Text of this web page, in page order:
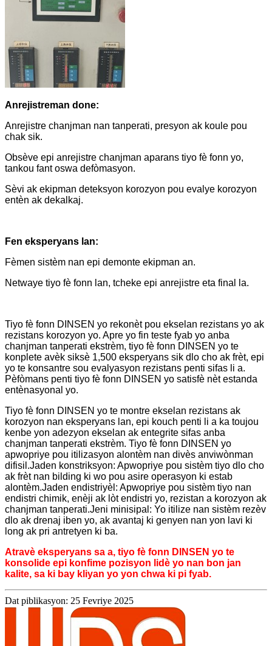
Anrejistreman done:
Anrejistre chanjman nan tanperati, presyon ak koule pou
chak sik.
Obsève epi anrejistre chanjman aparans tiyo fè fonn yo,
tankou fant oswa defòmasyon.
Sèvi ak ekipman deteksyon korozyon pou evalye korozyon
entèn ak dekalkaj.
Fen eksperyans lan:
Fèmen sistèm nan epi demonte ekipman an.
Netwaye tiyo fè fonn lan, tcheke epi anrejistre eta final la.
Tiyo fè fonn DINSEN yo rekonèt pou ekselan rezistans yo ak
rezistans korozyon yo. Apre yo fin teste fyab yo anba
chanjman tanperati ekstrèm, tiyo fè fonn DINSEN yo te
konplete avèk siksè 1,500 eksperyans sik dlo cho ak frèt, epi
yo te konsantre sou evalyasyon rezistans penti sifas li a.
Pèfòmans penti tiyo fè fonn DINSEN yo satisfè nèt estanda
entènasyonal yo.
Tiyo fè fonn DINSEN yo te montre ekselan rezistans ak
korozyon nan eksperyans lan, epi kouch penti li a ka toujou
kenbe yon adezyon ekselan ak entegrite sifas anba
chanjman tanperati ekstrèm. Tiyo fè fonn DINSEN yo
apwopriye pou itilizasyon alontèm nan divès anviwònman
difisil.Jaden konstriksyon: Apwopriye pou sistèm tiyo dlo cho
ak frèt nan bilding ki wo pou asire operasyon ki estab
alontèm.Jaden endistriyèl: Apwopriye pou sistèm tiyo nan
endistri chimik, enèji ak lòt endistri yo, rezistan a korozyon ak
chanjman tanperati.Jeni minisipal: Yo itilize nan sistèm rezèv
dlo ak drenaj iben yo, ak avantaj ki genyen nan yon lavi ki
long ak pri antretyen ki ba.
Atravè eksperyans sa a, tiyo fè fonn DINSEN yo te
konsolide epi konfime pozisyon lidè yo nan bon jan
kalite, sa ki bay kliyan yo yon chwa ki pi fyab.
Dat piblikasyon: 25 Fevriye 2025